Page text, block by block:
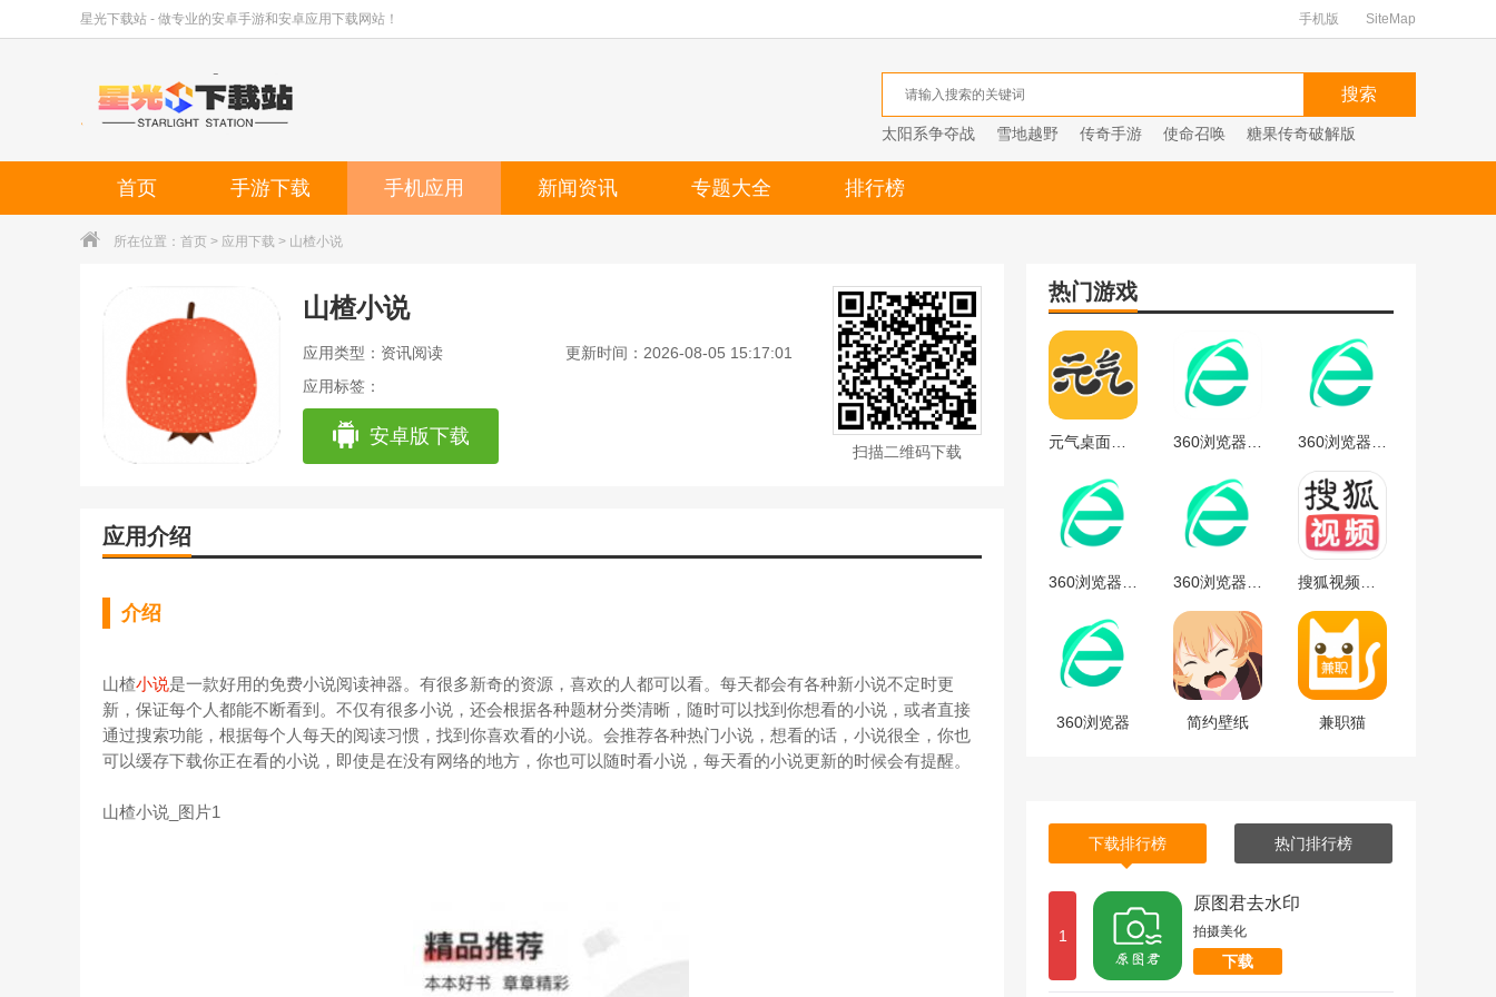
星光下载站 - 做专业的安卓手游和安卓应用下载网站！ 手机版 SiteMap
太阳系争夺战 雪地越野 传奇手游 使命召唤 糖果传奇破解版
首页 手游下载 手机应用 新闻资讯 专题大全 排行榜
所在位置： 首页 > 应用下载 > 山楂小说
山楂小说
应用类型：资讯阅读
更新时间：2026-08-05 15:17:01
应用标签：
安卓版下载
扫描二维码下载
应用介绍
介绍
山楂小说是一款好用的免费小说阅读神器。有很多新奇的资源，喜欢的人都可以看。每天都会有各种新小说不定时更
新，保证每个人都能不断看到。不仅有很多小说，还会根据各种题材分类清晰，随时可以找到你想看的小说，或者直接
通过搜索功能，根据每个人每天的阅读习惯，找到你喜欢看的小说。会推荐各种热门小说，想看的话，小说很全，你也
可以缓存下载你正在看的小说，即使是在没有网络的地方，你也可以随时看小说，每天看的小说更新的时候会有提醒。
山楂小说_图片1
热门游戏
360浏览器 简约壁纸 兼职猫
下载排行榜 热门排行榜
1
原图君去水印
拍摄美化
下载